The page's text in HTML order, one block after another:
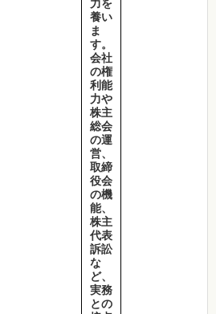
力を
養い
ま
す。
会社
の権
利能
力や
株主
総会
の運
営、
取締
役会
の機
能、
株主
代表
訴訟
な
ど、
実務
との